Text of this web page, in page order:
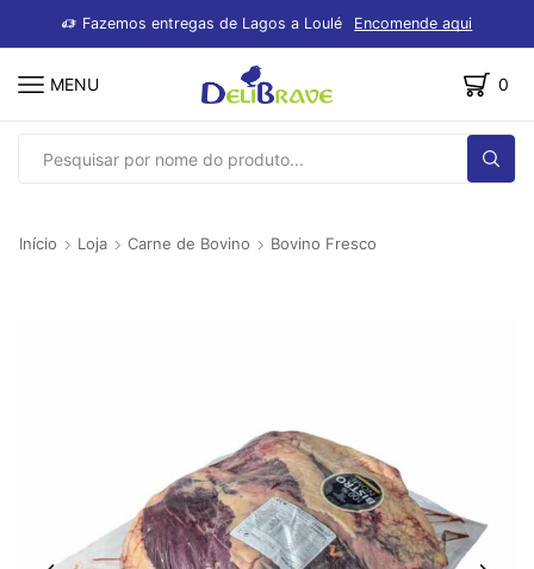
Fazemos entregas de Lagos a Loulé Encomende aqui
MENU 0
SEARCH
Início Loja Carne de Bovino Bovino Fresco